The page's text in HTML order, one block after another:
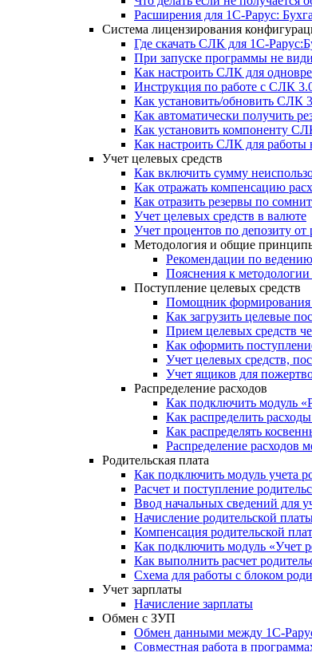
Расширения для 1С-Рарус:
Система лицензирования
Где скачать СЛК для 1С-
При запуске программы не
Как настроить СЛК для
Инструкция по работе с СЛК
Как установить/обновить СЛК
Как автоматически получить
Как установить компоненту
Как настроить СЛК для работы
Учет целевых средств
Как включить сумму
Как отражать компенсацию
Как отразить резервы по
Учет целевых средств в валюте
Учет процентов по депозиту
Методология и общие
Рекомендации по ведению
Пояснения к методологии
Поступление целевых средств
Помощник формирования
Как загрузить целевые
Прием целевых средств
Как оформить
Учет целевых средств,
Учет ящиков для
Распределение расходов
Как подключить модуль
Как распределить
Как распределять
Распределение расходов
Родительская плата
Как подключить модуль учета
Расчет и поступление
Ввод начальных сведений для
Начисление родительской
Компенсация родительской
Как подключить модуль «Учет
Как выполнить расчет
Схема для работы с блоком
Учет зарплаты
Начисление зарплаты
Обмен с ЗУП
Обмен данными между 1С-
Совместная работа в